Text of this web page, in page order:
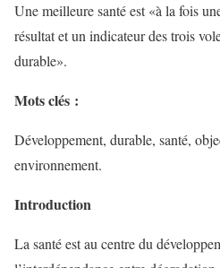
Une meilleure santé est «à la fois
résultat et un indicateur des trois
durable».
Mots clés :
Développement, durable, santé,
environnement.
Introduction
La santé est au centre du